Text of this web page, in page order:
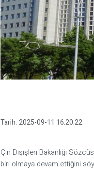
Tarih: 2025-09-11 16:20:22
Çin Dışişleri Bakanlığı
biri olmaya devam ettiğini